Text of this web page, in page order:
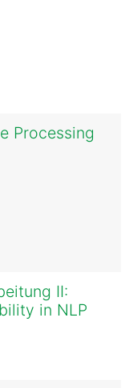
Processing
II:
in NLP